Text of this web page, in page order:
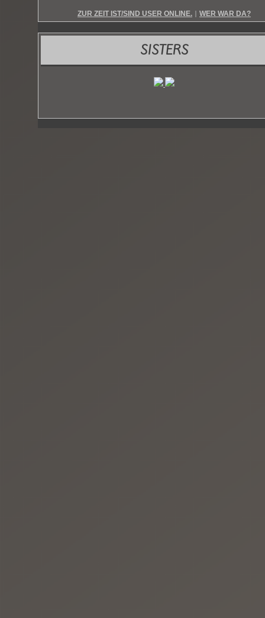
ZUR ZEIT IST/SIND USER ONLINE. WER WAR DA?
SISTERS